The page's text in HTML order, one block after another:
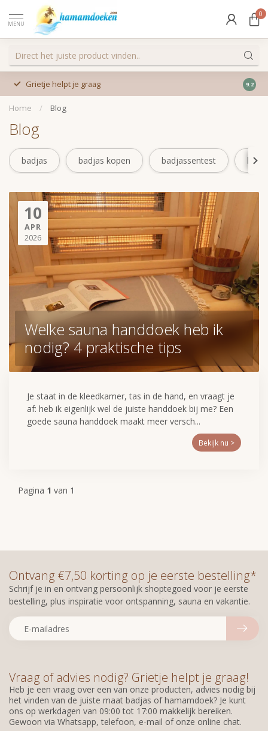
MENU
0
Grietje helpt je graag 9.2
Home / Blog
Blog
badjas badjas kopen badjassentest
10
APR
2026
Welke sauna handdoek heb ik
nodig? 4 praktische tips
Je staat in de kleedkamer, tas in de hand, en vraagt je
af: heb ik eigenlijk wel de juiste handdoek bij me? Een
goede sauna handdoek maakt meer versch...
Bekijk nu >
Pagina 1 van 1
Vraag of advies nodig? Grietje helpt je graag!
Heb je een vraag over een van onze producten, advies nodig bij
het vinden van de juiste maat badjas of hamamdoek? Je kunt
ons op werkdagen van 09:00 tot 17:00 makkelijk bereiken.
Gewoon via Whatsapp, telefoon, e-mail of onze online chat.
Ontvang €7,50 korting op je eerste bestelling*
Schrijf je in en ontvang persoonlijk shoptegoed voor je eerste
bestelling, plus inspiratie voor ontspanning, sauna en vakantie.